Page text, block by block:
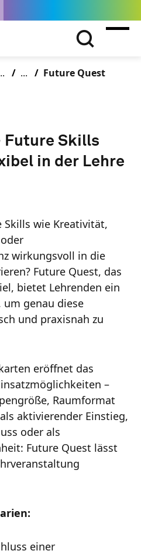
Future Quest
Future Skills
in der Lehre
Skills wie Kreativität,
wirkungsvoll in die
Future Quest, das
bietet Lehrenden ein
um genau diese
und praxisnah zu
eröffnet das
–
Raumformat
aktivierender Einstieg,
oder als
Future Quest lässt
einer